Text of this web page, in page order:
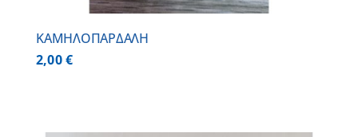
ΚΑΜΗΛΟΠΑΡΔΑΛΗ
2,00€